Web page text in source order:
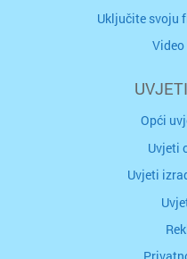
Uključite svoju
Opći
Uvjeti
Uvjeti